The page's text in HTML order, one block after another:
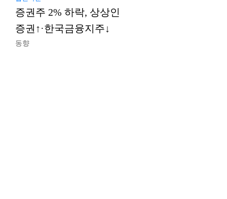
증권주 2% 하락, 상상인
증권↑·한국금융지주↓
동향